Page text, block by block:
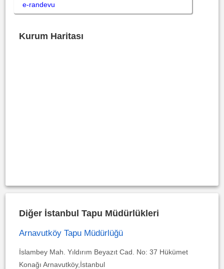
e-randevu
Kurum Haritası
Diğer İstanbul Tapu Müdürlükleri
Arnavutköy Tapu Müdürlüğü
İslambey Mah. Yıldırım Beyazıt Cad. No: 37 Hükümet
Konağı Arnavutköy,İstanbul